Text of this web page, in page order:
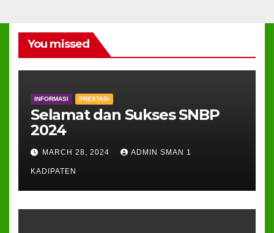
You missed
INFORMASI PRESTASI
Selamat dan Sukses SNBP
2024
MARCH 28, 2024 ADMIN SMAN 1
KADIPATEN